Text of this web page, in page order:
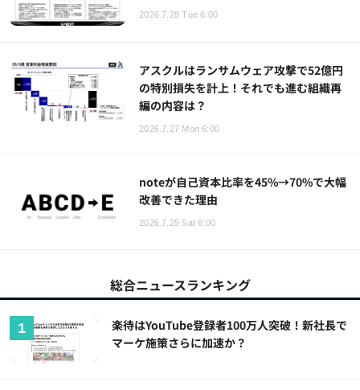
2026.7.28 Tue 6:00
アスクルはランサムウェア攻撃で52億円
の特別損失を計上！それでも進む組織再
編の内容は？
2026.7.27 Mon 6:00
noteが自己資本比率を45%→70%で大幅
改善できた理由
2026.7.25 Sat 6:00
総合ニュースランキング
楽待はYouTube登録者100万人突破！新社長で
マーケ施策さらに加速か？